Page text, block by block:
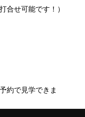
合せ可能です！）
約で見学できま